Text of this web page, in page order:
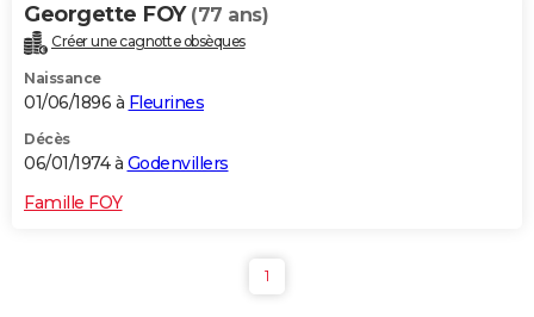
Georgette FOY (77 ans)
Créer une cagnotte obsèques
Naissance
01/06/1896 à Fleurines
Décès
06/01/1974 à Godenvillers
Famille FOY
1